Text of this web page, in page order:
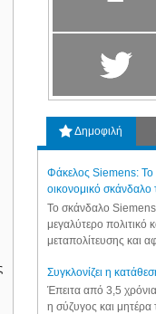
Δημοφιλή
Φάκελος Siemens: Το
οικονομικό σκάνδαλο
Το σκάνδαλο Siemens
μεγαλύτερο πολιτικό
μεταπολίτευσης και
Συγκλονίζει η
Έπειτα από 3,5
η σύζυγος και